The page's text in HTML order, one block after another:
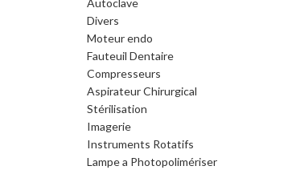
Autoclave
Divers
Moteur endo
Fauteuil Dentaire
Compresseurs
Aspirateur Chirurgical
Stérilisation
Imagerie
Instruments Rotatifs
Lampe a Photopolimériser